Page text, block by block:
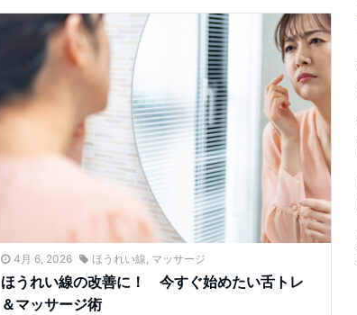
4月 6, 2026 ほうれい線, マッサージ
ほうれい線の改善に！ 今すぐ始めたい舌トレ
＆マッサージ術